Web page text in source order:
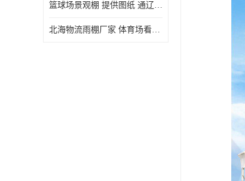
篮球场景观棚 提供图纸 通辽膜结构厂家
北海物流雨棚厂家 体育场看台雨棚 价格优惠